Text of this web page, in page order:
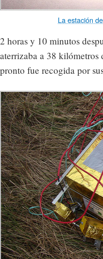
La estación
2 horas y 10 minutos
aterrizaba a 38 kilómetros
pronto fue recogida por